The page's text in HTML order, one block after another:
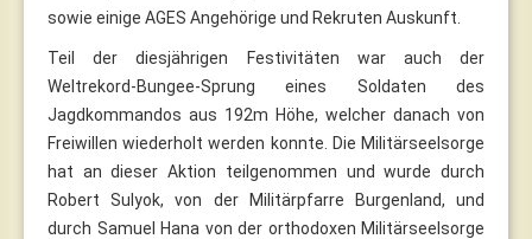
sowie einige AGES Angehörige und Rekruten Auskunft.
Teil der diesjährigen Festivitäten war auch der
Weltrekord-Bungee-Sprung eines Soldaten des
Jagdkommandos aus 192m Höhe, welcher danach von
Freiwillen wiederholt werden konnte. Die Militärseelsorge
hat an dieser Aktion teilgenommen und wurde durch
Robert Sulyok, von der Militärpfarre Burgenland, und
durch Samuel Hana von der orthodoxen Militärseelsorge